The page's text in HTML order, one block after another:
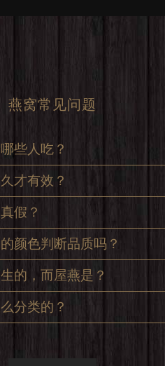
燕窝常见问题
些人吃？
才有效？
假？
颜色判断品质吗？
的，而屋燕是？
分类的？